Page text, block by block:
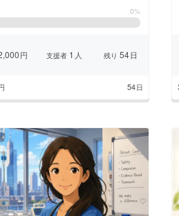
0%
円 支援者 1 人 残り 54日
54日